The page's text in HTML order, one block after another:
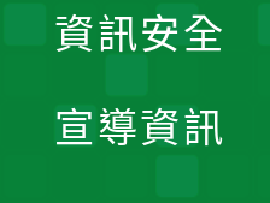
資訊安全
宣導資訊